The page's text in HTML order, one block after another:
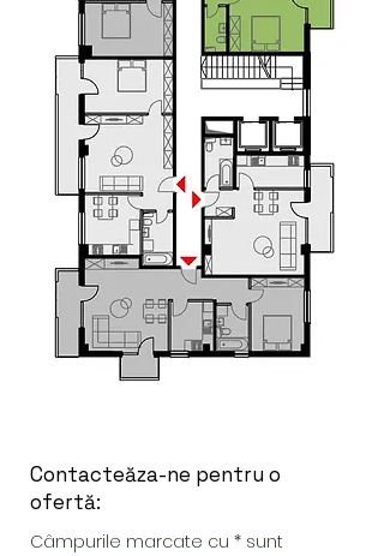
Contacteăza-ne pentru o
ofertă:
Câmpurile marcate cu * sunt